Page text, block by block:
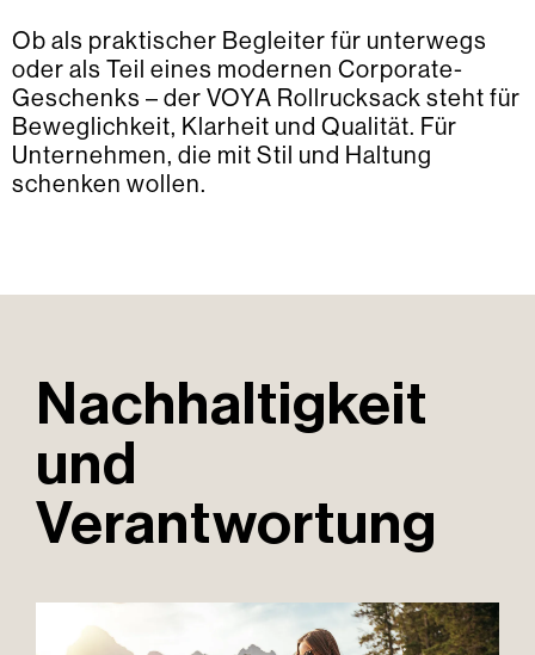
Ob als praktischer Begleiter für unterwegs
oder als Teil eines modernen Corporate-
Geschenks – der VOYA Rollrucksack steht für
Beweglichkeit, Klarheit und Qualität. Für
Unternehmen, die mit Stil und Haltung
schenken wollen.
Nachhaltigkeit
und
Verantwortung